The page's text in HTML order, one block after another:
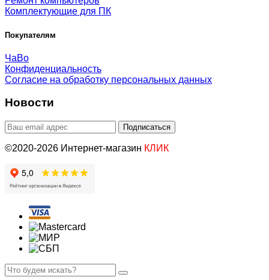
Комплектующие для ПК
Покупателям
ЧаВо
Конфиденциальность
Согласие на обработку персональных данных
Новости
©2020-2026 Интернет-магазин КЛИК